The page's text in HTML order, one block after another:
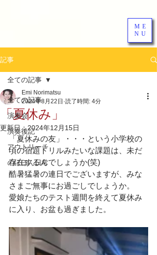
ME
NU
記事
全ての記事
演奏会
演奏後記
アウトリーチ
のほほん日常
全ての記事
「夏休み」
Emi Norimatsu
2024年8月22日 読了時間: 4分
更新日：2024年12月15日
「夏休みの友」・・・という小学校の
頃の宿題ドリルみたいな課題は、未だ
存在するんでしょうか(笑)
酷暑猛暑の連日でございますが、みな
さまご無事にお過ごしでしょうか。
愛娘たちのテスト週間を終えて夏休み
に入り、お盆も過ぎました。